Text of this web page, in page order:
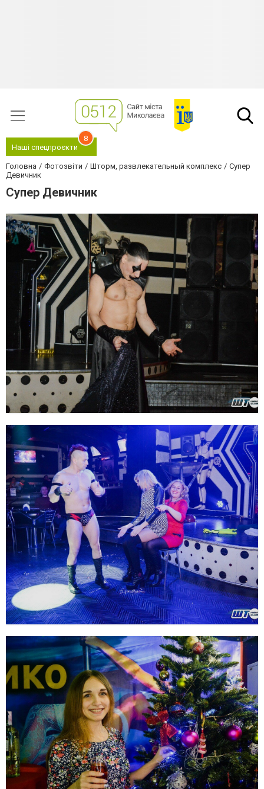
Наші спецпроєкти
8
Головна Фотозвіти Шторм, развлекательный комплекс
Супер
Девичник
Супер Девичник